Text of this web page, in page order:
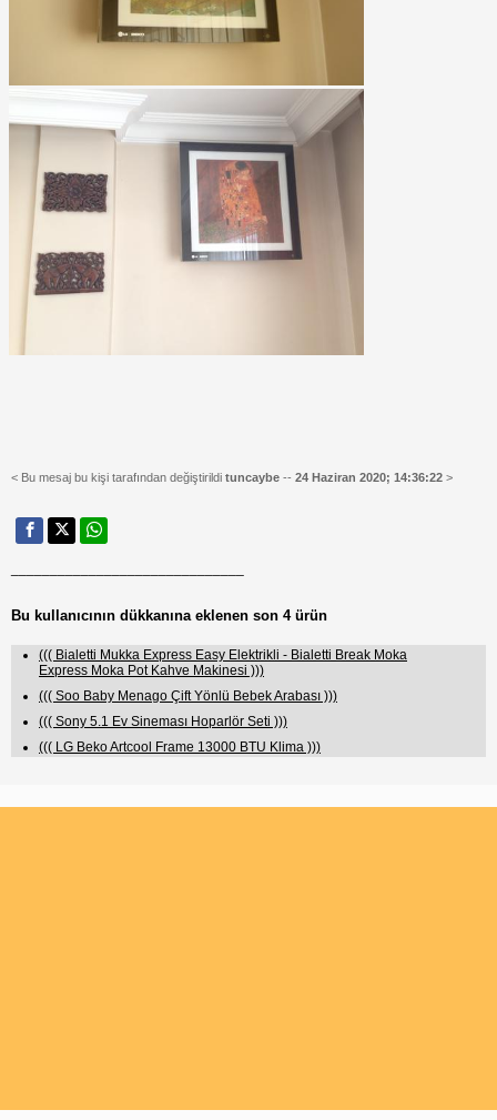
< Bu mesaj bu kişi tarafından değiştirildi tuncaybe -- 24 Haziran 2020; 14:36:22 >
Bu kullanıcının dükkanına eklenen son 4 ürün
((( Bialetti Mukka Express Easy Elektrikli - Bialetti Break Moka
Express Moka Pot Kahve Makinesi )))
((( Soo Baby Menago Çift Yönlü Bebek Arabası )))
((( Sony 5.1 Ev Sineması Hoparlör Seti )))
((( LG Beko Artcool Frame 13000 BTU Klima )))